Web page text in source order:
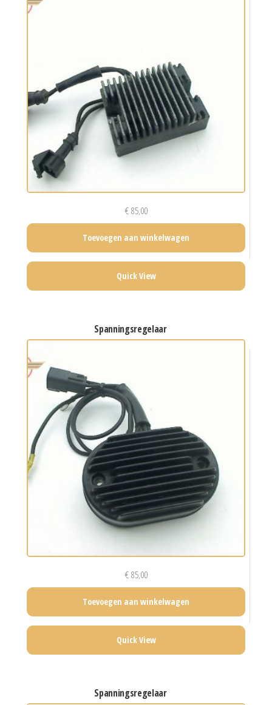
€85,00
Toevoegen aan winkelwagen
Quick View
spanningsregelaar
€85,00
Toevoegen aan winkelwagen
Quick View
spanningsregelaar